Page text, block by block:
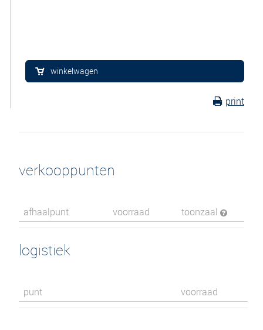
winkelwagen
print
verkooppunten
afhaalpunt voorraad toonzaal
logistiek
punt voorraad